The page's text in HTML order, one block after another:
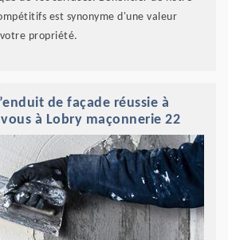
est synonyme d'une valeur
propriété.
de façade réussie à
à Lobry maçonnerie 22